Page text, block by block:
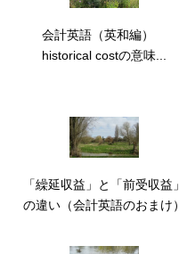
会計英語（英和編）
historical costの意味...
「繰延収益」と「前受収益」
の違い（会計英語のおまけ）